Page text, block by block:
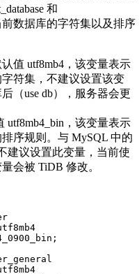
和
前数据库的字符集以及排序
认值 utf8mb4，该变量表示
符集，不建议设置该变
（use db），服务器会更
utf8mb4_bin，该变量表示
序规则。与 MySQL 中的
建议设置此变量，当前使
会被 TiDB 修改。